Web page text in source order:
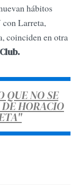
hábitos
con Larreta,
coinciden en otra
QUE NO SE
HORACIO